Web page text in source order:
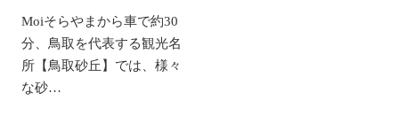
Moiそらやまから車で約30
分、鳥取を代表する観光名
所【鳥取砂丘】では、様々
な砂…